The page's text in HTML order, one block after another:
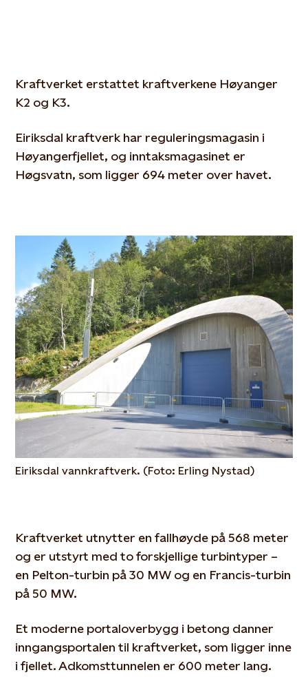
Kraftverket erstattet kraftverkene Høyanger
K2 og K3.
Eiriksdal kraftverk har reguleringsmagasin i
Høyangerfjellet, og inntaksmagasinet er
Høgsvatn, som ligger 694 meter over havet.
Eiriksdal vannkraftverk. (Foto: Erling Nystad)
Kraftverket utnytter en fallhøyde på 568 meter
og er utstyrt med to forskjellige turbintyper –
en Pelton-turbin på 30 MW og en Francis-turbin
på 50 MW.
Et moderne portaloverbygg i betong danner
inngangsportalen til kraftverket, som ligger inne
i fjellet. Adkomsttunnelen er 600 meter lang.